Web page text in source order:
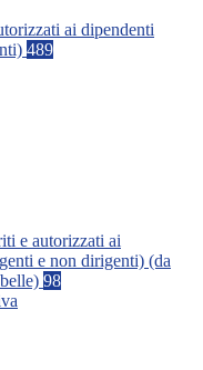
ai dipendenti
489
e autorizzati ai
e non dirigenti) (da
98